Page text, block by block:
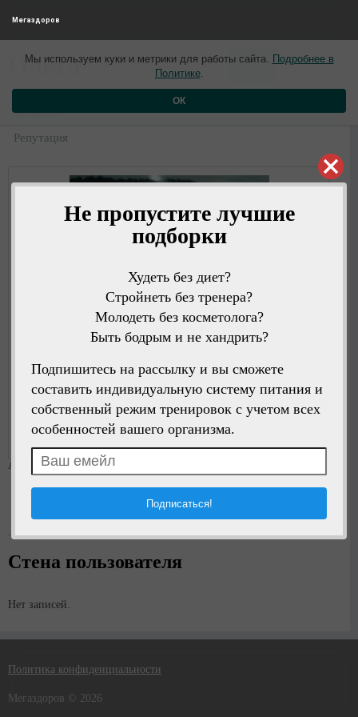
Не пропустите лучшие
подборки
Худеть без диет?
Стройнеть без тренера?
Молодеть без косметолога?
Быть бодрым и не хандрить?
Подпишитесь на рассылку и вы сможете
составить индивидуальную систему питания и
собственный режим тренировок с учетом всех
особенностей вашего организма.
Мегаздоров
Мы используем куки и метрики для работы сайта. Подробнее в
Политике.
ОК
Ольга9 месяцев назад 0
0
Профиль
Репутация
Написать сообщение
Анкета
Стена пользователя
Нет записей.
Политика конфиденциальности
Мегаздоров © 2026